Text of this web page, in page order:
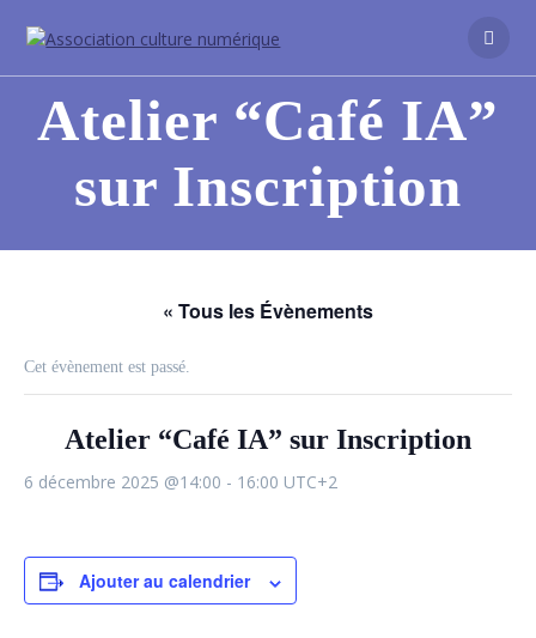
Atelier “Café IA”
sur Inscription
« Tous les Évènements
Cet évènement est passé.
Atelier “Café IA” sur Inscription
6 décembre 2025 @14:00 - 16:00 UTC+2
Ajouter au calendrier